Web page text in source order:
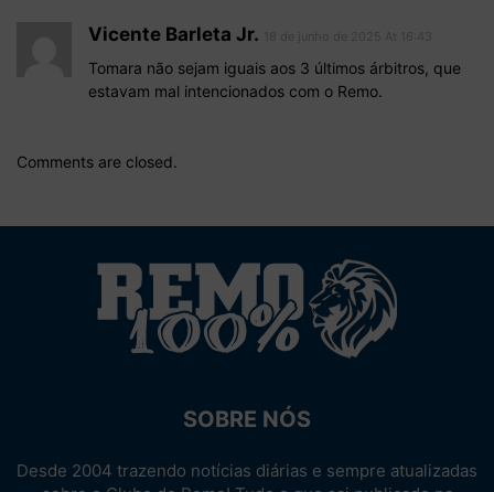
Vicente Barleta Jr.
Tomara não sejam iguais aos 3 últimos árbitros, que
estavam mal intencionados com o Remo.
Comments are closed.
SOBRE NÓS
Desde 2004 trazendo notícias diárias e sempre atualizadas